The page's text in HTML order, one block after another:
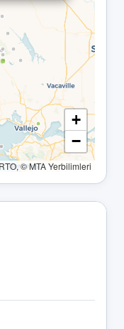
+
−
© MTA Yerbilimleri